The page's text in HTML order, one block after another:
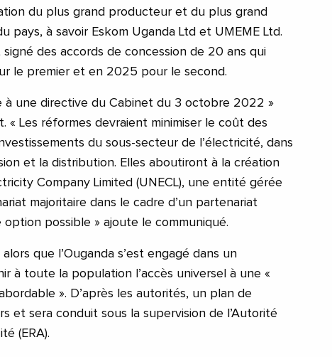
du plus grand producteur et du plus grand
pays, à savoir Eskom Uganda Ltd et UMEME Ltd.
des accords de concession de 20 ans qui
le premier et en 2025 pour le second.
à une directive du Cabinet du 3 octobre 2022 »
« Les réformes devraient minimiser le coût des
du sous-secteur de l’électricité, dans
et la distribution. Elles aboutiront à la création
Company Limited (UNECL), une entité gérée
majoritaire dans le cadre d’un partenariat
option possible » ajoute le communiqué.
que l’Ouganda s’est engagé dans un
à toute la population l’accès universel à une «
». D’après les autorités, un plan de
et sera conduit sous la supervision de l’Autorité
(ERA).